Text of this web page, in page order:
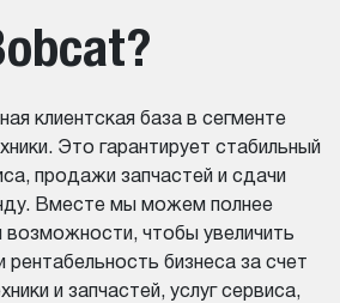
клиентская база в сегменте
Это гарантирует стабильный
продажи запчастей и сдачи
Вместе мы можем полнее
возможности, чтобы увеличить
бизнеса за счет
и запчастей, услуг сервиса,